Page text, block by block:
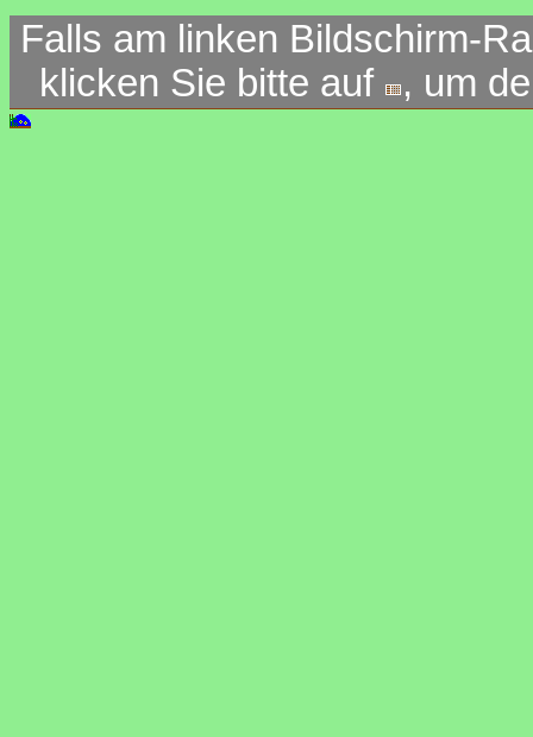
Falls am linken Bildschirm-
klicken Sie bitte auf
, um